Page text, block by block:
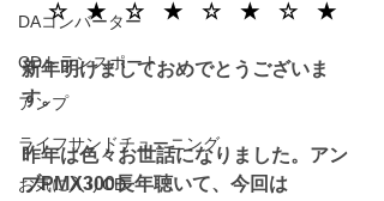
DAコンバーター
CDトランスポート
アンプ
ライフサンドチューニング
お気に入りCD
☆　★　☆　★　☆　★　☆　★
新年明けましておめでとうございま
す。
昨年は色々お世話になりました。アン
ブPMX300長年聴いて、今回は